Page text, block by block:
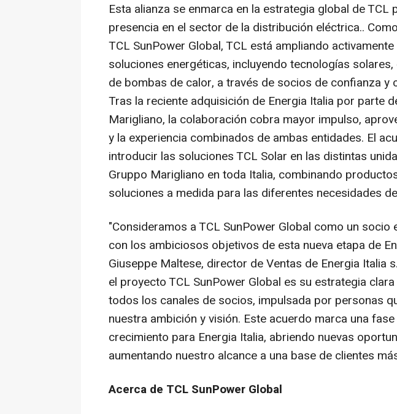
Esta alianza se enmarca en la estrategia global de TCL
presencia en el sector de la distribución eléctrica..
TCL SunPower Global, TCL está ampliando
soluciones energéticas, incluyendo tecnologías
de bombas de calor, a través de socios de confianza y
Tras la reciente adquisición de Energia Italia por parte
Marigliano, la colaboración cobra mayor impulso,
y la experiencia combinados de ambas entidades. El
introducir las soluciones TCL Solar en las distintas
Gruppo Marigliano en toda Italia, combinando
soluciones a medida para las diferentes necesidades
"Consideramos a TCL SunPower Global como un socio
con los ambiciosos objetivos de esta nueva etapa de
Giuseppe Maltese, director de Ventas de Energia Italia
el proyecto TCL SunPower Global es su estrategia
todos los canales de socios, impulsada por personas
nuestra ambición y visión. Este acuerdo marca una
crecimiento para Energia Italia, abriendo nuevas
aumentando nuestro alcance a una base de clientes
Acerca de TCL SunPower Global